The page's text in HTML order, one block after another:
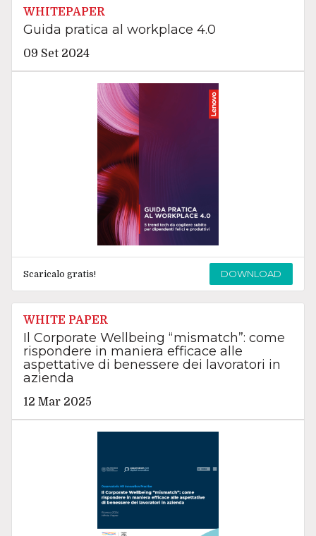
WHITEPAPER
Guida pratica al workplace 4.0
09 Set 2024
Scaricalo gratis! DOWNLOAD
WHITE PAPER
Il Corporate Wellbeing “mismatch”: come
rispondere in maniera efficace alle
aspettative di benessere dei lavoratori in
azienda
12 Mar 2025